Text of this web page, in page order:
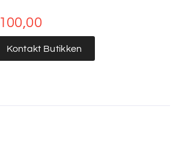
100,00
Kontakt Butikken